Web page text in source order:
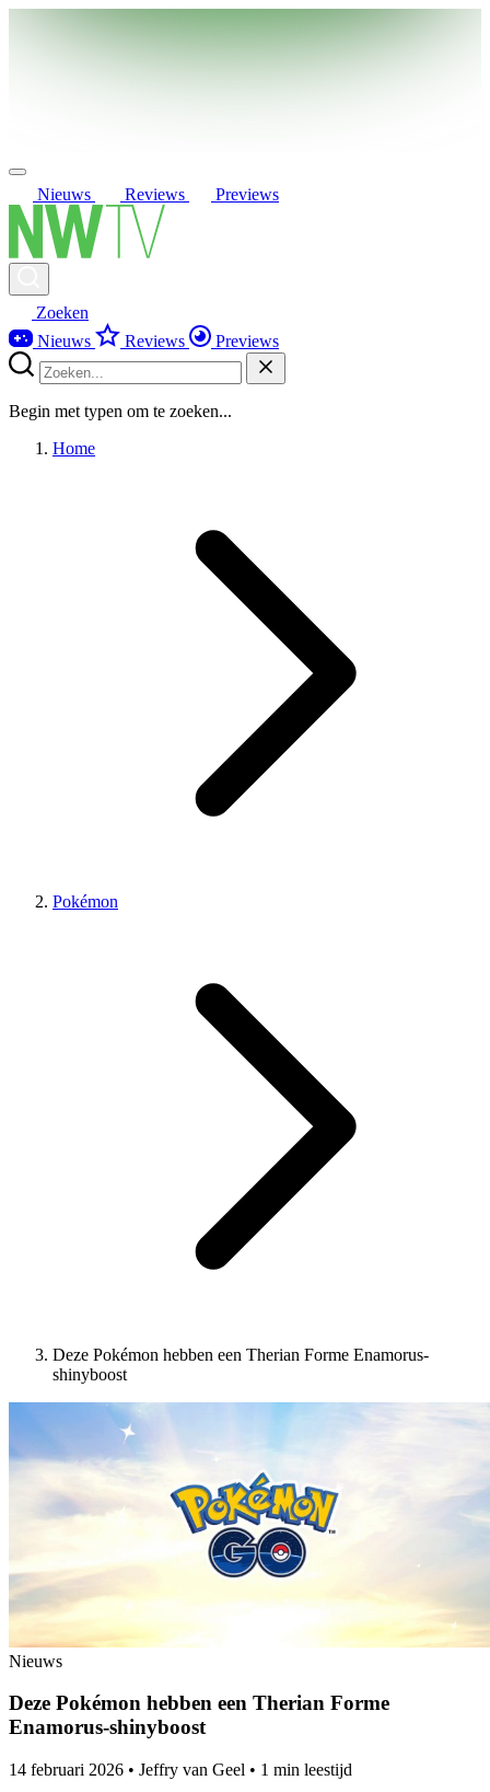
Nieuws Reviews Previews
Zoeken
Nieuws
Reviews Previews
Begin met typen om te zoeken...
Home
Pokémon
Deze Pokémon hebben een Therian Forme Enamorus-
shinyboost
Nieuws
Deze Pokémon hebben een Therian Forme
Enamorus-shinyboost
14 februari 2026 • Jeffry van Geel • 1 min leestijd